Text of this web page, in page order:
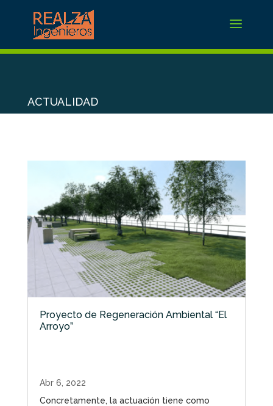
ACTUALIDAD
Proyecto de Regeneración Ambiental “El
Arroyo”
Abr 6, 2022
Concretamente, la actuación tiene como